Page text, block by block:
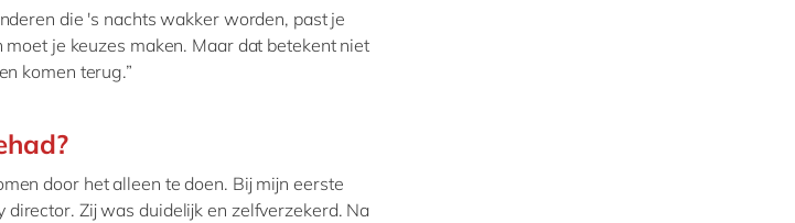
die 's nachts wakker worden, past je
je keuzes maken. Maar dat betekent niet
komen terug.”
door het alleen te doen. Bij mijn eerste
Zij was duidelijk en zelfverzekerd. Na